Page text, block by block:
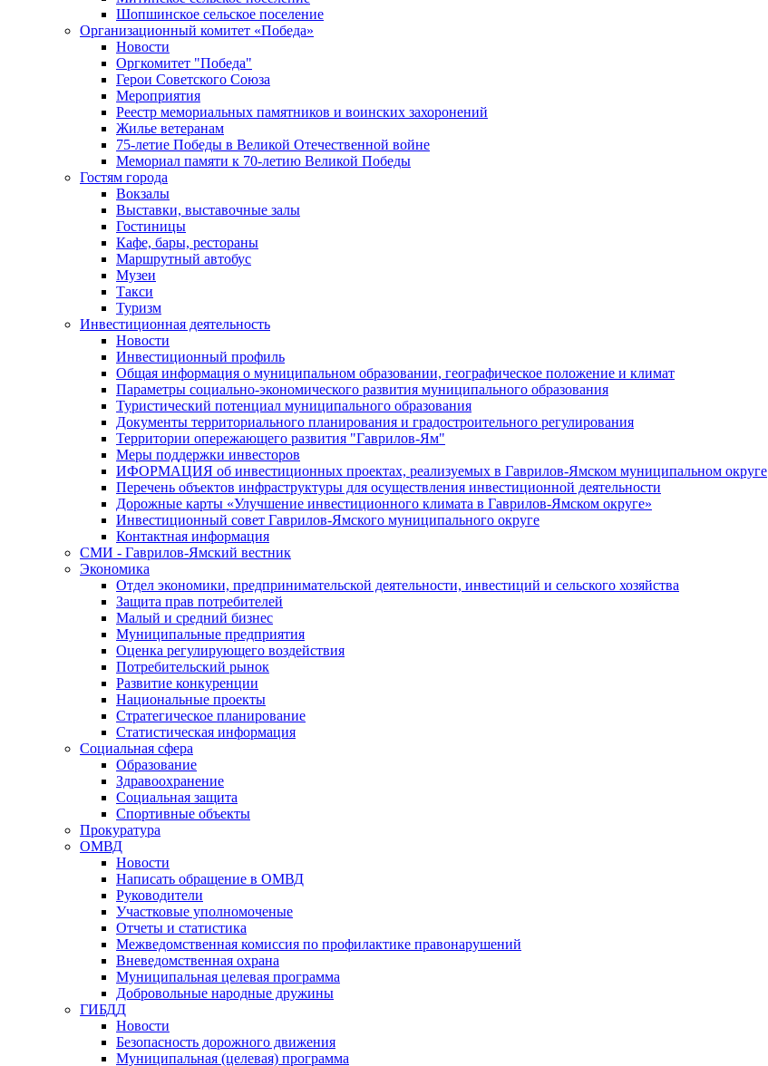
Шопшинское сельское поселение
Организационный комитет «Победа»
Новости
Оргкомитет "Победа"
Герои Советского Союза
Мероприятия
Реестр мемориальных памятников и воинских захоронений
Жилье ветеранам
75-летие Победы в Великой Отечественной войне
Мемориал памяти к 70-летию Великой Победы
Гостям города
Вокзалы
Выставки, выставочные залы
Гостиницы
Кафе, бары, рестораны
Маршрутный автобус
Музеи
Такси
Туризм
Инвестиционная деятельность
Новости
Инвестиционный профиль
Общая информация о муниципальном образовании, географическое положение и климат
Параметры социально-экономического развития муниципального образования
Туристический потенциал муниципального образования
Документы территориального планирования и градостроительного регулирования
Территории опережающего развития "Гаврилов-Ям"
Меры поддержки инвесторов
ИФОРМАЦИЯ об инвестиционных проектах, реализуемых в Гаврилов-Ямском муниципальном округе
Перечень объектов инфраструктуры для осуществления инвестиционной деятельности
Дорожные карты «Улучшение инвестиционного климата в Гаврилов-Ямском округе»
Инвестиционный совет Гаврилов-Ямского муниципального округе
Контактная информация
СМИ - Гаврилов-Ямский вестник
Экономика
Отдел экономики, предпринимательской деятельности, инвестиций и сельского хозяйства
Защита прав потребителей
Малый и средний бизнес
Муниципальные предприятия
Оценка регулирующего воздействия
Потребительский рынок
Развитие конкуренции
Национальные проекты
Стратегическое планирование
Статистическая информация
Социальная сфера
Образование
Здравоохранение
Социальная защита
Спортивные объекты
Прокуратура
ОМВД
Новости
Написать обращение в ОМВД
Руководители
Участковые уполномоченые
Отчеты и статистика
Межведомственная комиссия по профилактике правонарушений
Вневедомственная охрана
Муниципальная целевая программа
Добровольные народные дружины
ГИБДД
Новости
Безопасность дорожного движения
Муниципальная (целевая) программа